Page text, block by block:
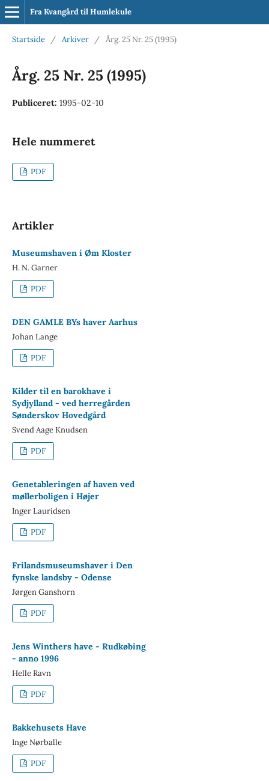
Fra Kvangård til Humlekule
Startside / Arkiver / Årg. 25 Nr. 25 (1995)
Årg. 25 Nr. 25 (1995)
Publiceret: 1995-02-10
Hele nummeret
PDF
Artikler
Museumshaven i Øm Kloster
H. N. Garner
PDF
DEN GAMLE BYs haver Aarhus
Johan Lange
PDF
Kilder til en barokhave i
Sydjylland - ved herregården
Sønderskov Hovedgård
Svend Aage Knudsen
PDF
Genetableringen af haven ved
møllerboligen i Højer
Inger Lauridsen
PDF
Frilandsmuseumshaver i Den
fynske landsby - Odense
Jørgen Ganshorn
PDF
Jens Winthers have - Rudkøbing
- anno 1996
Helle Ravn
PDF
Bakkehusets Have
Inge Nørballe
PDF